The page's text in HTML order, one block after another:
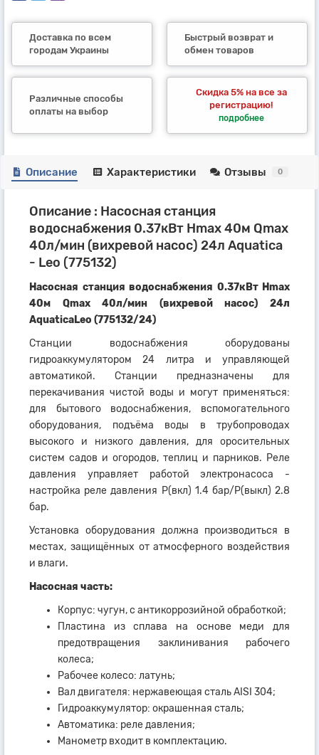
Доставка по всем
городам Украины
Быстрый возврат и
обмен товаров
Различные способы
оплаты на выбор
Скидка 5% на все за
регистрацию!
подробнее
Описание Характеристики Отзывы 0
Описание : Насосная станция
водоснабжения 0.37кВт Hmax 40м Qmax
40л/мин (вихревой насос) 24л Aquatica
- Leo (775132)
Насосная станция водоснабжения 0.37кВт Hmax
40м Qmax 40л/мин (вихревой насос) 24л
AquaticaLeo (775132/24)
Станции водоснабжения оборудованы
гидроаккумулятором 24 литра и управляющей
автоматикой. Станции предназначены для
перекачивания чистой воды и могут применяться:
для бытового водоснабжения, вспомогательного
оборудования, подъёма воды в трубопроводах
высокого и низкого давления, для оросительных
систем садов и огородов, теплиц и парников. Реле
давления управляет работой электронасоса -
настройка реле давления Р(вкл) 1.4 бар/Р(выкл) 2.8
бар.
Установка оборудования должна производиться в
местах, защищённых от атмосферного воздействия
и влаги.
Насосная часть:
Корпус: чугун, с антикоррозийной обработкой;
Пластина из сплава на основе меди для
предотвращения заклинивания рабочего
колеса;
Рабочее колесо: латунь;
Вал двигателя: нержавеющая сталь AISI 304;
Гидроаккумулятор: окрашенная сталь;
Автоматика: реле давления;
Манометр входит в комплектацию.